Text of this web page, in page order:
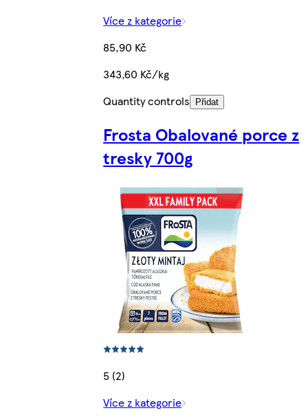
Více z kategorie
85,90 Kč
343,60 Kč/kg
Quantity controls Přidat
Frosta Obalované porce z
tresky 700g
5 (2)
Více z kategorie